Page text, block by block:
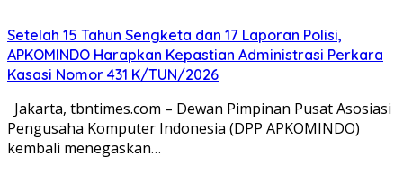
Setelah 15 Tahun Sengketa dan 17 Laporan Polisi,
APKOMINDO Harapkan Kepastian Administrasi Perkara
Kasasi Nomor 431 K/TUN/2026
Jakarta, tbntimes.com – Dewan Pimpinan Pusat Asosiasi
Pengusaha Komputer Indonesia (DPP APKOMINDO)
kembali menegaskan…